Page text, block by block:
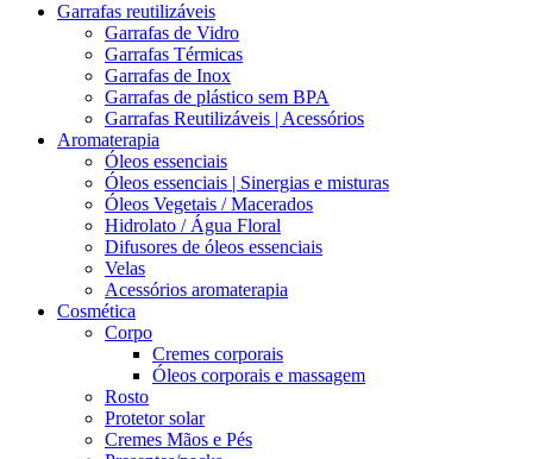
Garrafas reutilizáveis
Garrafas de Vidro
Garrafas Térmicas
Garrafas de Inox
Garrafas de plástico sem BPA
Garrafas Reutilizáveis | Acessórios
Aromaterapia
Óleos essenciais
Óleos essenciais | Sinergias e misturas
Óleos Vegetais / Macerados
Hidrolato / Água Floral
Difusores de óleos essenciais
Velas
Acessórios aromaterapia
Cosmética
Corpo
Cremes corporais
Óleos corporais e massagem
Rosto
Protetor solar
Cremes Mãos e Pés